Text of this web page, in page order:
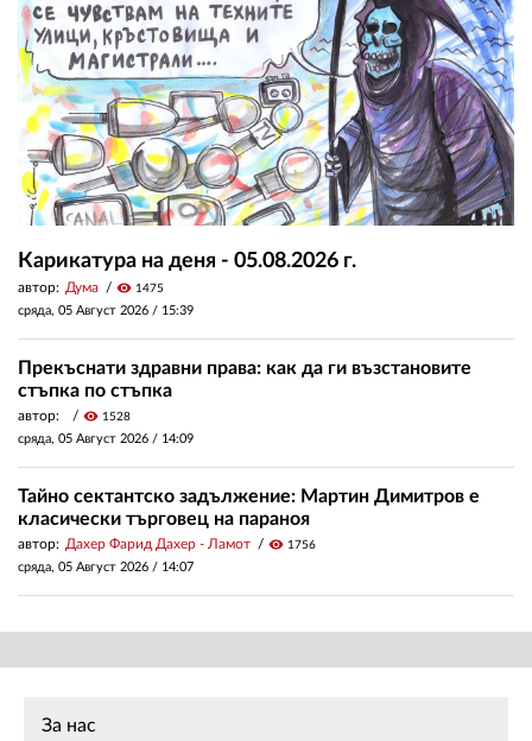
Карикатура на деня - 05.08.2026 г.
автор: Дума visibility 1475
сряда, 05 Август 2026 / 15:39
Прекъснати здравни права: как да ги възстановите
стъпка по стъпка
автор: visibility 1528
сряда, 05 Август 2026 / 14:09
Тайно сектантско задължение: Мартин Димитров е
класически търговец на параноя
автор: Дахер Фарид Дахер - Ламот visibility 1756
сряда, 05 Август 2026 / 14:07
За нас